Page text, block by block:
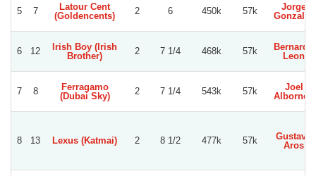
5 7
Latour Cent
(Goldencents)
2 6 450k 57k
Jorge
Gonzalez
6 12
Irish Boy (Irish
Brother)
2 7 1/4 468k 57k
Bernardo
Leon
7 8
Ferragamo
(Dubai Sky)
2 7 1/4 543k 57k
Joel
Albornoz
8 13 Lexus (Katmai) 2 8 1/2 477k 57k
Gustavo
Aros